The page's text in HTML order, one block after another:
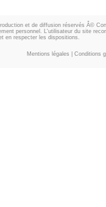
et de diffusion réservés Â©
personnel. L'utilisateur du site
en respecter les dispositions.
Mentions légales Conditions